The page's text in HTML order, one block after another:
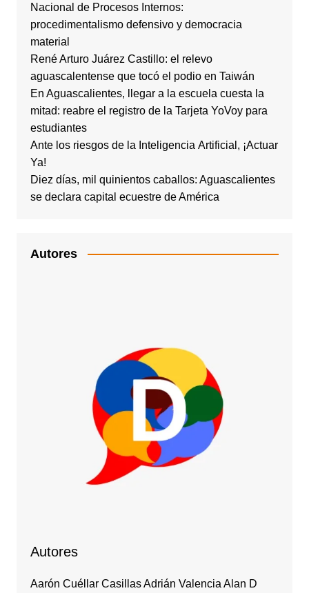
Nacional de Procesos Internos:
procedimentalismo defensivo y democracia
material
René Arturo Juárez Castillo: el relevo
aguascalentense que tocó el podio en Taiwán
En Aguascalientes, llegar a la escuela cuesta la
mitad: reabre el registro de la Tarjeta YoVoy para
estudiantes
Ante los riesgos de la Inteligencia Artificial, ¡Actuar
Ya!
Diez días, mil quinientos caballos: Aguascalientes
se declara capital ecuestre de América
Autores
Autores
Aarón Cuéllar Casillas Adrián Valencia Alan D